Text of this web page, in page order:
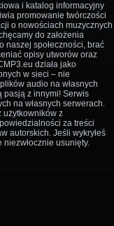
i katalog informacyjny
promowanie twórczości
o nowościach muzycznych
do założenia
naszej społeczności, brać
opisy utworów oraz
działa jako
w sieci – nie
audio na własnych
pasją z innymi! Serwis
na własnych serwerach.
użytkowników z
za treści
autorskich. Jeśli wykryłeś
niezwłocznie usunięty.